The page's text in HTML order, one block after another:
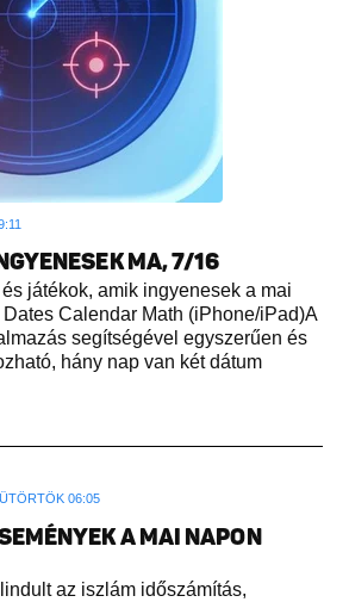
MA, 7/16
játékok, amik ingyenesek a mai
Calendar Math (iPhone/iPad)A
segítségével egyszerűen és
hány nap van két dátum
06:05
A MAI NAPON
az iszlám időszámítás,